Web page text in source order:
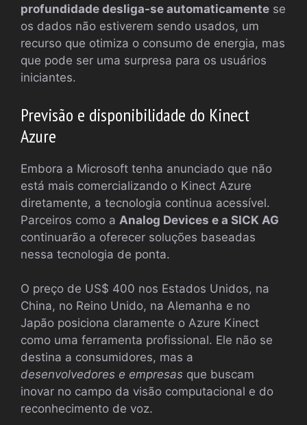
profundidade desliga-se automaticamente se
os dados não estiverem sendo usados, um
recurso que otimiza o consumo de energia, mas
que pode ser uma surpresa para os usuários
iniciantes.
Previsão e disponibilidade do Kinect
Azure
Embora a Microsoft tenha anunciado que não
está mais comercializando o Kinect Azure
diretamente, a tecnologia continua acessível.
Parceiros como a Analog Devices e a SICK AG
continuarão a oferecer soluções baseadas
nessa tecnologia de ponta.
O preço de US$ 400 nos Estados Unidos, na
China, no Reino Unido, na Alemanha e no
Japão posiciona claramente o Azure Kinect
como uma ferramenta profissional. Ele não se
destina a consumidores, mas a
desenvolvedores e empresas que buscam
inovar no campo da visão computacional e do
reconhecimento de voz.